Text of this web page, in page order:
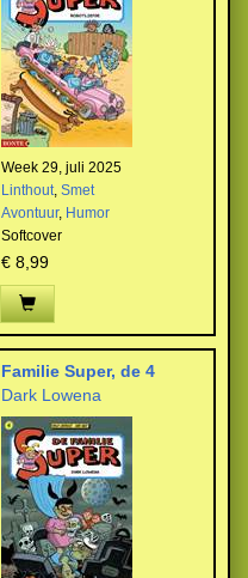
Week 29, juli 2025
Linthout, Smet
Avontuur, Humor
Softcover
€ 8,99
Familie Super, de 4
Dark Lowena